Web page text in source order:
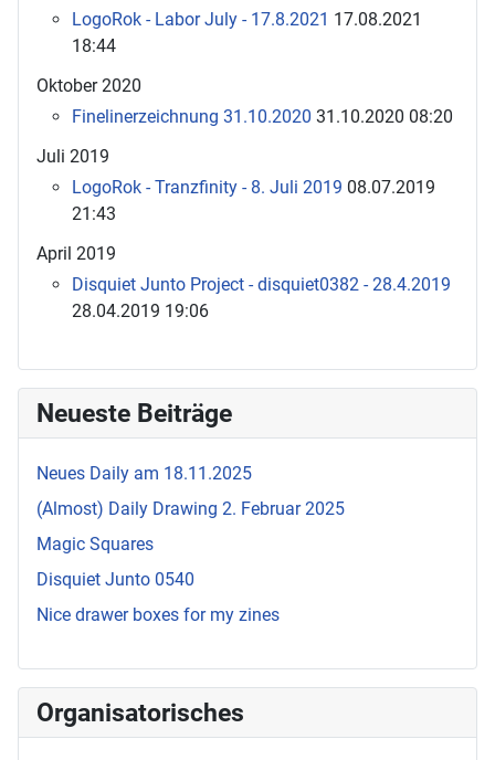
LogoRok - Labor July - 17.8.2021 17.08.2021
18:44
Oktober 2020
Finelinerzeichnung 31.10.2020 31.10.2020 08:20
Juli 2019
LogoRok - Tranzfinity - 8. Juli 2019 08.07.2019
21:43
April 2019
Disquiet Junto Project - disquiet0382 - 28.4.2019
28.04.2019 19:06
Neueste Beiträge
Neues Daily am 18.11.2025
(Almost) Daily Drawing 2. Februar 2025
Magic Squares
Disquiet Junto 0540
Nice drawer boxes for my zines
Organisatorisches